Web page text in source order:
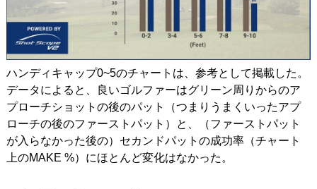
ハンディキャップ0~5のチャートは、参考として掲載した。
データによると、良いゴルファーはグリーン周りからのア
プローチショットの後のパット（つまりうまくいったアプ
ローチの後のファーストパット）と、（ファーストパット
が入らなかった後の）セカンドパットの成功率（チャート
上のMAKE %）にほとんど変化はなかった。